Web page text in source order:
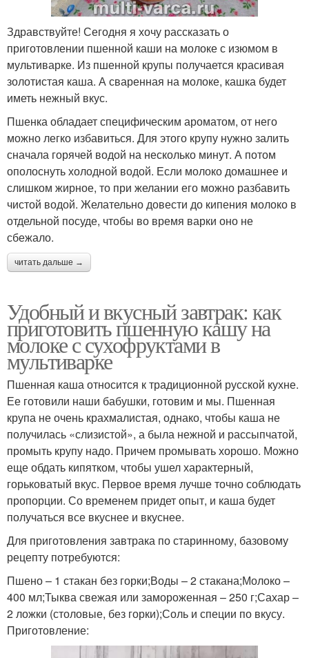
Здравствуйте! Сегодня я хочу рассказать о
приготовлении пшенной каши на молоке с изюмом в
мультиварке. Из пшенной крупы получается красивая
золотистая каша. А сваренная на молоке, кашка будет
иметь нежный вкус.
Пшенка обладает специфическим ароматом, от него
можно легко избавиться. Для этого крупу нужно залить
сначала горячей водой на несколько минут. А потом
ополоснуть холодной водой. Если молоко домашнее и
слишком жирное, то при желании его можно разбавить
чистой водой. Желательно довести до кипения молоко в
отдельной посуде, чтобы во время варки оно не
сбежало.
читать дальше →
Удобный и вкусный завтрак: как
приготовить пшенную кашу на
молоке с сухофруктами в
мультиварке
Пшенная каша относится к традиционной русской кухне.
Ее готовили наши бабушки, готовим и мы. Пшенная
крупа не очень крахмалистая, однако, чтобы каша не
получилась «слизистой», а была нежной и рассыпчатой,
промыть крупу надо. Причем промывать хорошо. Можно
еще обдать кипятком, чтобы ушел характерный,
горьковатый вкус. Первое время лучше точно соблюдать
пропорции. Со временем придет опыт, и каша будет
получаться все вкуснее и вкуснее.
Для приготовления завтрака по старинному, базовому
рецепту потребуются:
Пшено – 1 стакан без горки;Воды – 2 стакана;Молоко –
400 мл;Тыква свежая или замороженная – 250 г;Сахар –
2 ложки (столовые, без горки);Соль и специи по вкусу.
Приготовление: